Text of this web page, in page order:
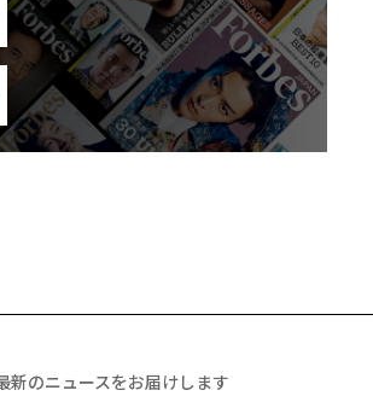
新のニュースをお届けします